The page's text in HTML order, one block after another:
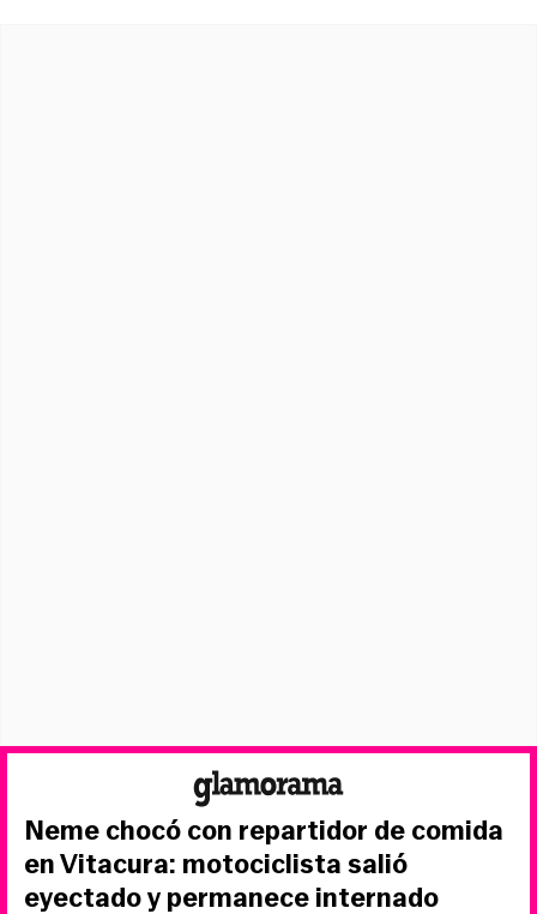
Neme chocó con repartidor de comida
en Vitacura: motociclista salió
eyectado y permanece internado